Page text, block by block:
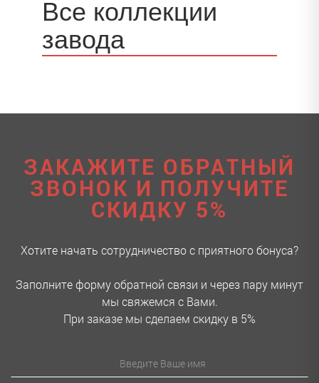
Все коллекции
завода
ЗАКАЖИТЕ ОБРАТНЫЙ
ЗВОНОК И ПОЛУЧИТЕ
СКИДКУ 5%
Хотите начать сотрудничество с приятного бонуса?
Заполните форму обратной связи и через пару минут
мы свяжемся с Вами.
При заказе мы сделаем скидку в 5%